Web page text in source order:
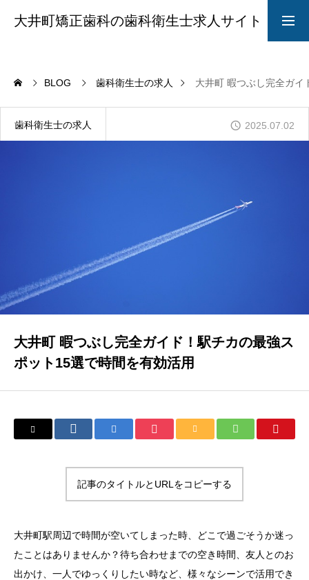
大井町矯正歯科の歯科衛生士求人サイト
院長からのメッセージ
CAREER
BLOG 歯科衛生士の求人 大井町 暇つぶし完全ガイ
歯科衛生士の求人 2025.07.02
大井町 暇つぶし完全ガイド！駅チカの最強ス
ポット15選で時間を有効活用
記事のタイトルとURLをコピーする
大井町駅周辺で時間が空いてしまった時、どこで過ごそうか迷っ
たことはありませんか？待ち合わせまでの空き時間、友人とのお
出かけ、一人でゆっくりしたい時など、様々なシーンで活用でき